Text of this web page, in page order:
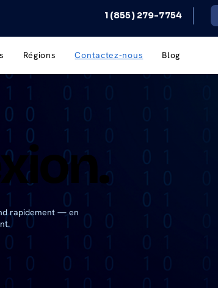
1 (855) 279-7754
Régions Contactez-nous Blog
rapidement — en